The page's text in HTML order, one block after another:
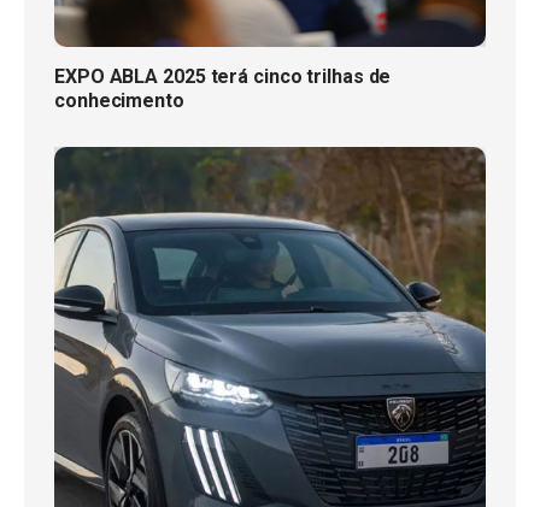
EXPO ABLA 2025 terá cinco trilhas de
conhecimento